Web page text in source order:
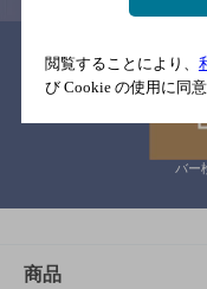
バー
商品
閲覧することにより、
び Cookie の使用に同